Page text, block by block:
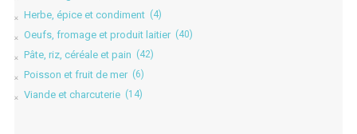
Herbe, épice et condiment (4)
Oeufs, fromage et produit laitier (40)
Pâte, riz, céréale et pain (42)
Poisson et fruit de mer (6)
Viande et charcuterie (14)